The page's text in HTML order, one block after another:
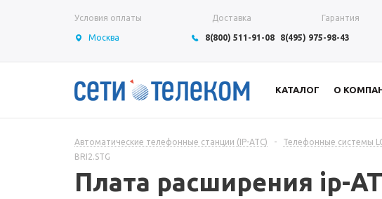
Условия оплаты Доставка Гарантия
Москва 8(800) 511-91-08 8(495) 975-98-43
КАТАЛОГ О
Автоматические телефонные станции (IP-АТС) - Телефонные системы
BRI2.STG
Плата расширения ip-